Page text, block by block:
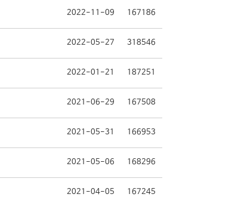
2022-11-09 167186
2022-05-27 318546
2022-01-21 187251
2021-06-29 167508
2021-05-31 166953
2021-05-06 168296
2021-04-05 167245